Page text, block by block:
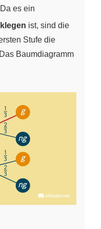
es ein
ist, sind die
Stufe die
Baumdiagramm